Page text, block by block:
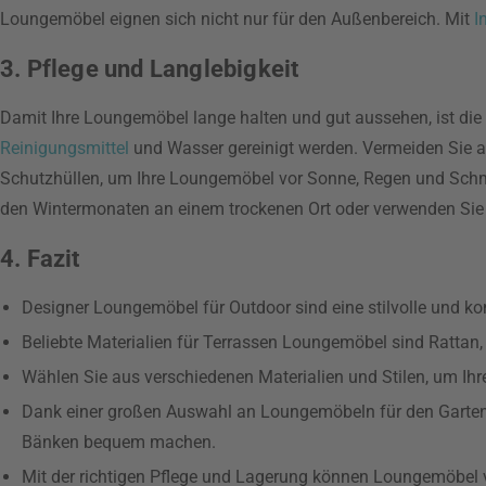
Loungemöbel eignen sich nicht nur für den Außenbereich. Mit
3. Pflege und Langlebigkeit
Damit Ihre Loungemöbel lange halten und gut aussehen, ist
Reinigungsmittel und Wasser gereinigt werden. Vermeiden
Schutzhüllen, um Ihre Loungemöbel vor Sonne, Regen und
den Wintermonaten an einem trockenen Ort oder verwenden
4. Fazit
Designer Loungemöbel für Outdoor sind eine stilvolle und
Beliebte Materialien für Terrassen Loungemöbel sind
Wählen Sie aus verschiedenen Materialien und Stilen, um
Dank einer großen Auswahl an Loungemöbeln für den
Bänken bequem machen.
Mit der richtigen Pflege und Lagerung können